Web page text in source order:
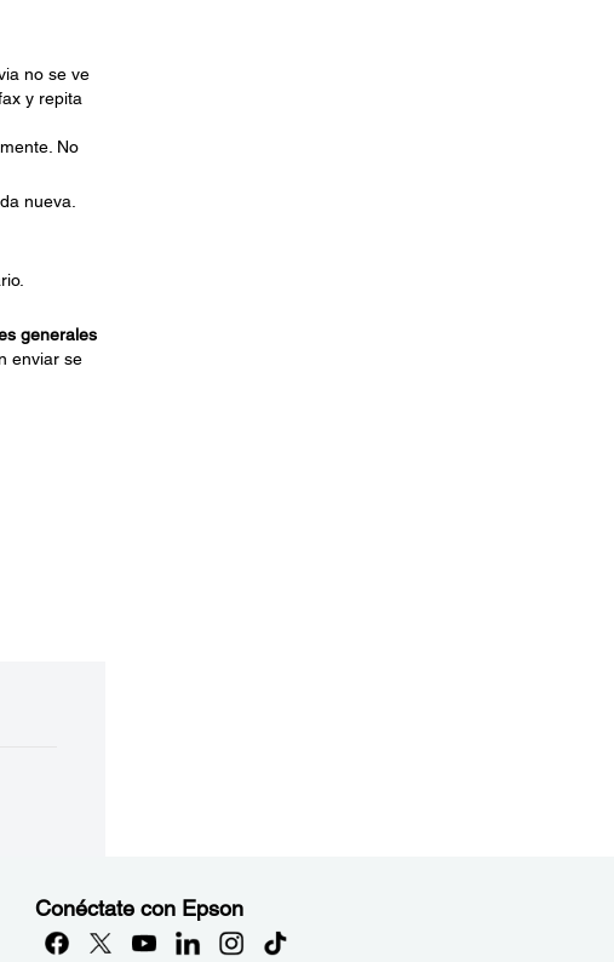
no se ve
y repita
No
nueva.
generales
enviar se
Conéctate con Epson